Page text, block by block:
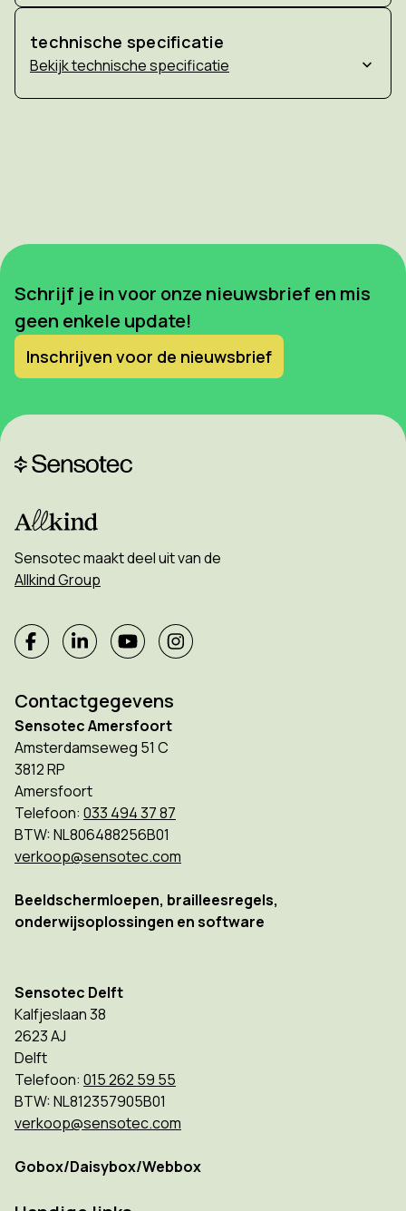
technische specificatie
technische specificatie
Schrijf je in voor onze nieuwsbrief en mis
geen enkele update!
Inschrijven voor de nieuwsbrief
Sensotec maakt deel uit van de
Allkind Group
Contactgegevens
Sensotec Amersfoort
Amsterdamseweg 51 C
3812 RP
Amersfoort
Telefoon: 033 494 37 87
BTW: NL806488256B01
verkoop@sensotec.com
Beeldschermloepen, brailleesregels,
onderwijsoplossingen en software
Sensotec Delft
Kalfjeslaan 38
2623 AJ
Delft
Telefoon: 015 262 59 55
BTW: NL812357905B01
verkoop@sensotec.com
Gobox/Daisybox/Webbox